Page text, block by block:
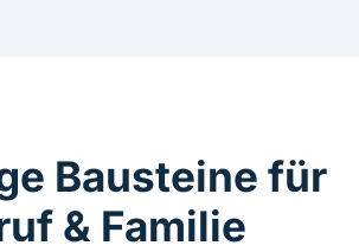
Bausteine für
& Familie